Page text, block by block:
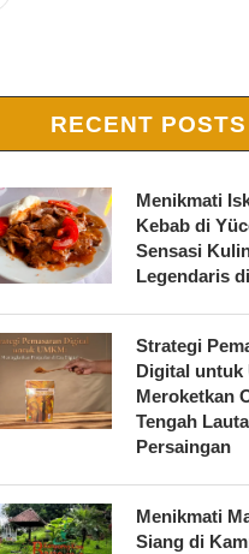
RECENT POSTS
Menikmati
Kebab di
Sensasi
Legendaris
Strategi
Digital untuk
Meroketkan
Tengah
Persaingan
Menikmati
Siang di